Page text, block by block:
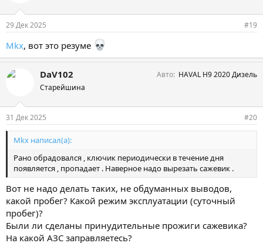
29 Дек 2025 #19
Mkx, вот это резуме
DaV102
Старейшина
Авто HAVAL H9 2020 Дизель
31 Дек 2025 #20
Mkx написал(а):
Рано обрадовался , ключик периодически в течение дня
появляется , пропадает . Наверное надо вырезать сажевик .
Вот не надо делать таких, не обдуманных выводов,
какой пробег? Какой режим эксплуатации (суточный
пробег)?
Были ли сделаны принудительные прожиги сажевика?
На какой АЗС заправляетесь?